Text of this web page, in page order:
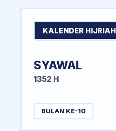
KALENDER HIJRIAH
SYAWAL
1352 H
BULAN KE-10